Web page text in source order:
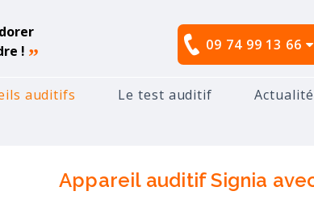
09 74 99 13 66
! ”
auditifs Le test auditif
Appareil auditif Signia